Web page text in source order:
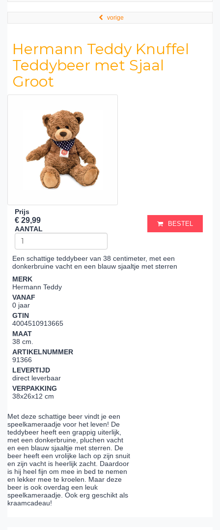
vorige
Hermann Teddy Knuffel
Teddybeer met Sjaal
Groot
Prijs
€ 29,99
AANTAL
BESTEL
Een schattige teddybeer van 38 centimeter, met een
donkerbruine vacht en een blauw sjaaltje met sterren
MERK
Hermann Teddy
VANAF
0 jaar
GTIN
4004510913665
MAAT
38 cm.
ARTIKELNUMMER
91366
LEVERTIJD
direct leverbaar
VERPAKKING
38x26x12 cm
Met deze schattige beer vindt je een
speelkameraadje voor het leven! De
teddybeer heeft een grappig uiterlijk,
met een donkerbruine, pluchen vacht
en een blauw sjaaltje met sterren. De
beer heeft een vrolijke lach op zijn snuit
en zijn vacht is heerlijk zacht. Daardoor
is hij heel fijn om mee in bed te nemen
en lekker mee te kroelen. Maar deze
beer is ook overdag een leuk
speelkameraadje. Ook erg geschikt als
kraamcadeau!